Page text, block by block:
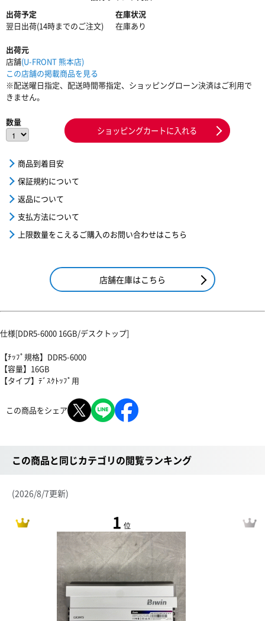
出荷予定
翌日出荷(14時までのご注文)
在庫状況
在庫あり
出荷元
店舗(U-FRONT 熊本店)
この店舗の掲載商品を見る
※配送曜日指定、配送時間帯指定、ショッピングローン決済はご利用で
きません。
数量
ショッピングカートに入れる
商品到着目安
保証規約について
返品について
支払方法について
上限数量をこえるご購入のお問い合わせはこちら
店舗在庫はこちら
仕様[DDR5-6000 16GB/デスクトップ]
【ﾁｯﾌﾟ規格】DDR5-6000
【容量】16GB
【タイプ】ﾃﾞｽｸﾄｯﾌﾟ用
この商品をシェア
この商品と同じカテゴリの閲覧ランキング
(2026/8/7更新)
1 位